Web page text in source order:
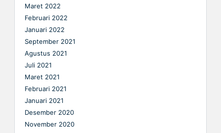
Maret 2022
Februari 2022
Januari 2022
September 2021
Agustus 2021
Juli 2021
Maret 2021
Februari 2021
Januari 2021
Desember 2020
November 2020